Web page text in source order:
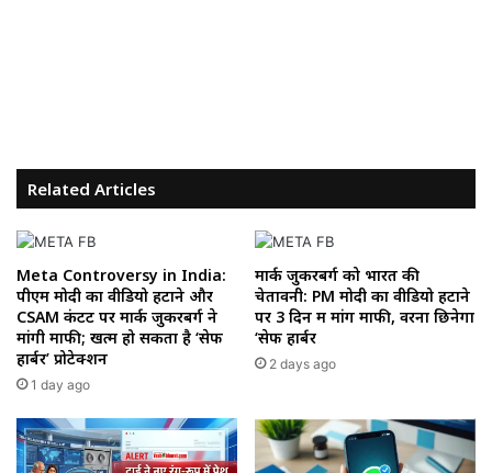
Related Articles
Meta Controversy in India:
पीएम मोदी का वीडियो हटाने और
CSAM कंटेंट पर मार्क जुकरबर्ग ने
मांगी माफी; खत्म हो सकता है ‘सेफ
हार्बर’ प्रोटेक्शन
1 day ago
मार्क जुकरबर्ग को भारत की
चेतावनी: PM मोदी का वीडियो हटाने
पर 3 दिन में मांगें माफी, वरना छिनेगा
‘सेफ हार्बर
2 days ago